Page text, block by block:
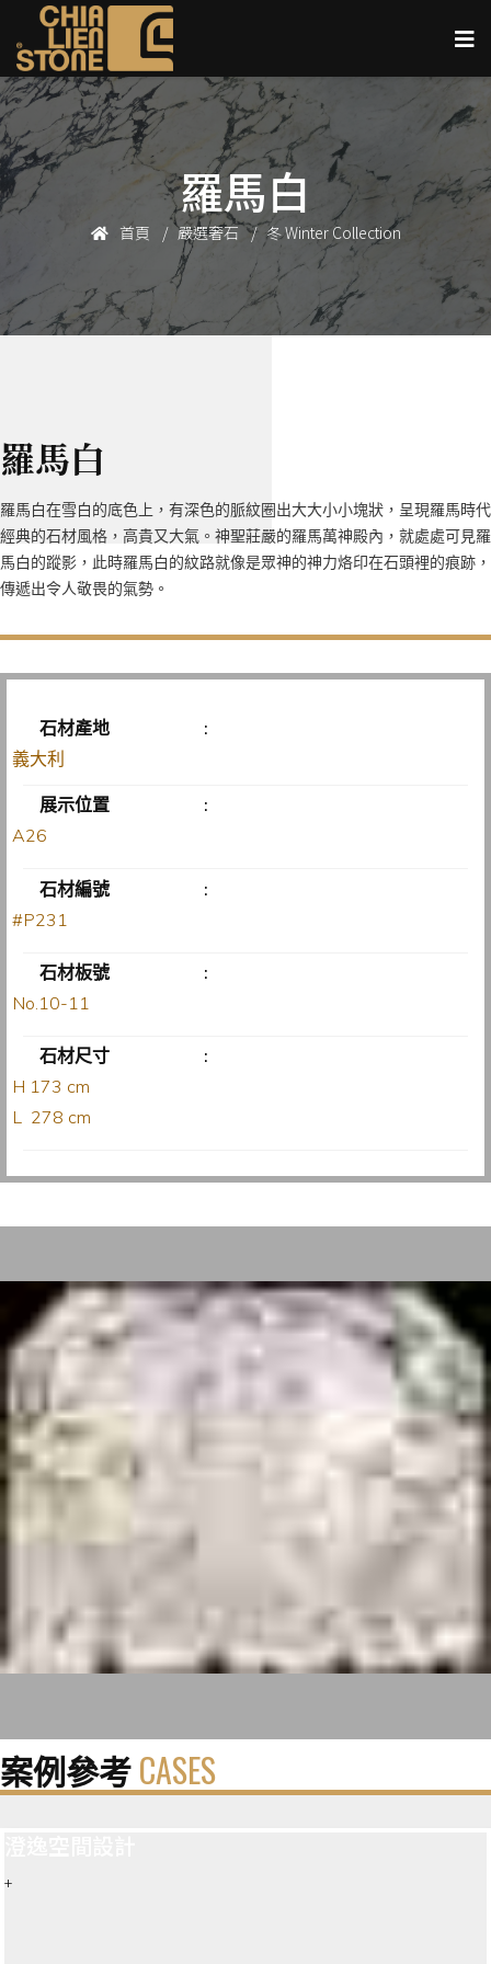
羅馬白
首頁 嚴選奢石 冬 Winter Collection
羅馬白
羅馬白在雪白的底色上，有深色的脈紋圈出大大小小塊狀，呈現羅馬時代
經典的石材風格，高貴又大氣。神聖莊嚴的羅馬萬神殿內，就處處可見羅
馬白的蹤影，此時羅馬白的紋路就像是眾神的神力烙印在石頭裡的痕跡，
傳遞出令人敬畏的氣勢。
石材產地
:
義大利
展示位置
:
A26
石材編號
:
#P231
石材板號
:
No.10-11
石材尺寸
:
H 173 cm
L 278 cm
案例參考CASES
+